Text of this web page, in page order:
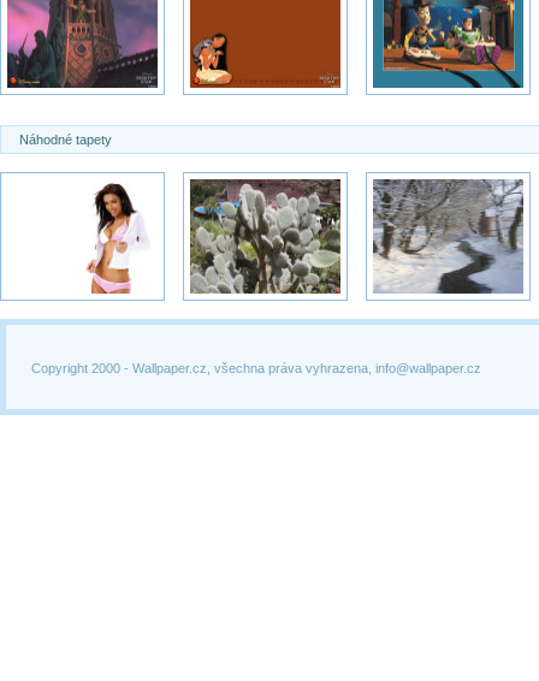
Náhodné tapety
Copyright 2000 - Wallpaper.cz, všechna práva vyhrazena, info@wallpaper.cz